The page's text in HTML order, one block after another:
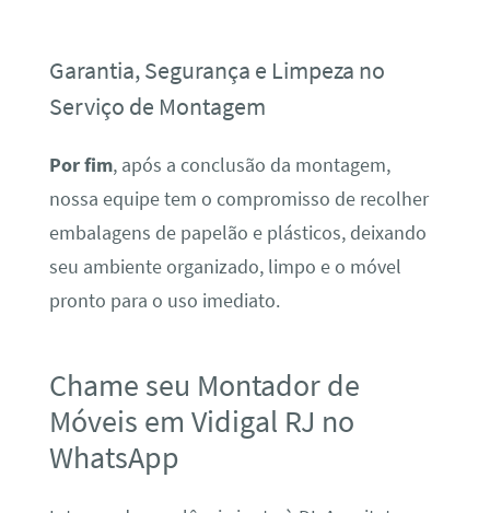
Garantia, Segurança e Limpeza no
Serviço de Montagem
Por fim, após a conclusão da montagem,
nossa equipe tem o compromisso de recolher
embalagens de papelão e plásticos, deixando
seu ambiente organizado, limpo e o móvel
pronto para o uso imediato.
Chame seu Montador de
Móveis em Vidigal RJ no
WhatsApp